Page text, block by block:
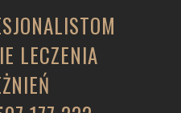
LECZENIA